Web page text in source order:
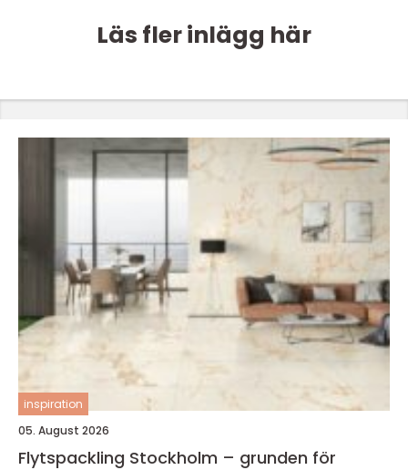
Läs fler inlägg här
inspiration
05. August 2026
Flytspackling Stockholm – grunden för